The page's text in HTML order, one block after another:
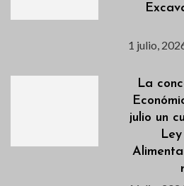
1 julio,
La
julio un